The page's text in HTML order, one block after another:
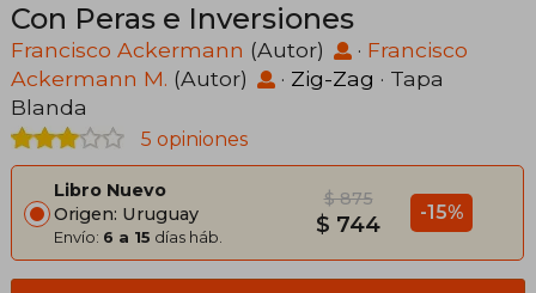
Con Peras e Inversiones
Francisco Ackermann (Autor) · Francisco
Ackermann M. (Autor) · Zig-Zag · Tapa
Blanda
5 opiniones
Libro Nuevo
Origen: Uruguay
Envío: 6 a 15 días háb.
$ 875
$ 744 -15%